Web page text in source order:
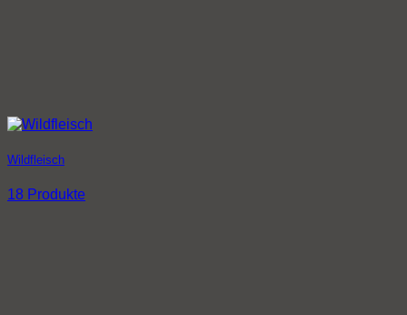
Wildfleisch
18 Produkte